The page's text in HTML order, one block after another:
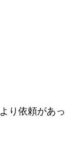
り依頼があっ